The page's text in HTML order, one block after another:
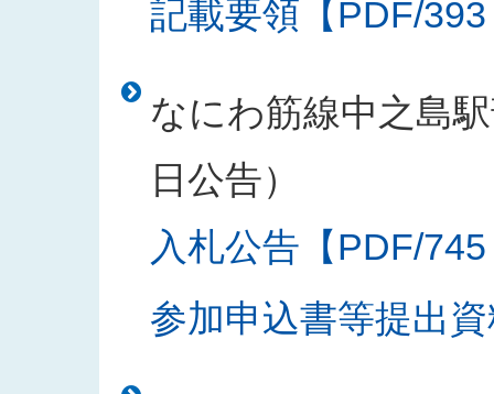
記載要領【PDF/
なにわ筋線中之島
日公告）
入札公告【PDF/
参加申込書等提出